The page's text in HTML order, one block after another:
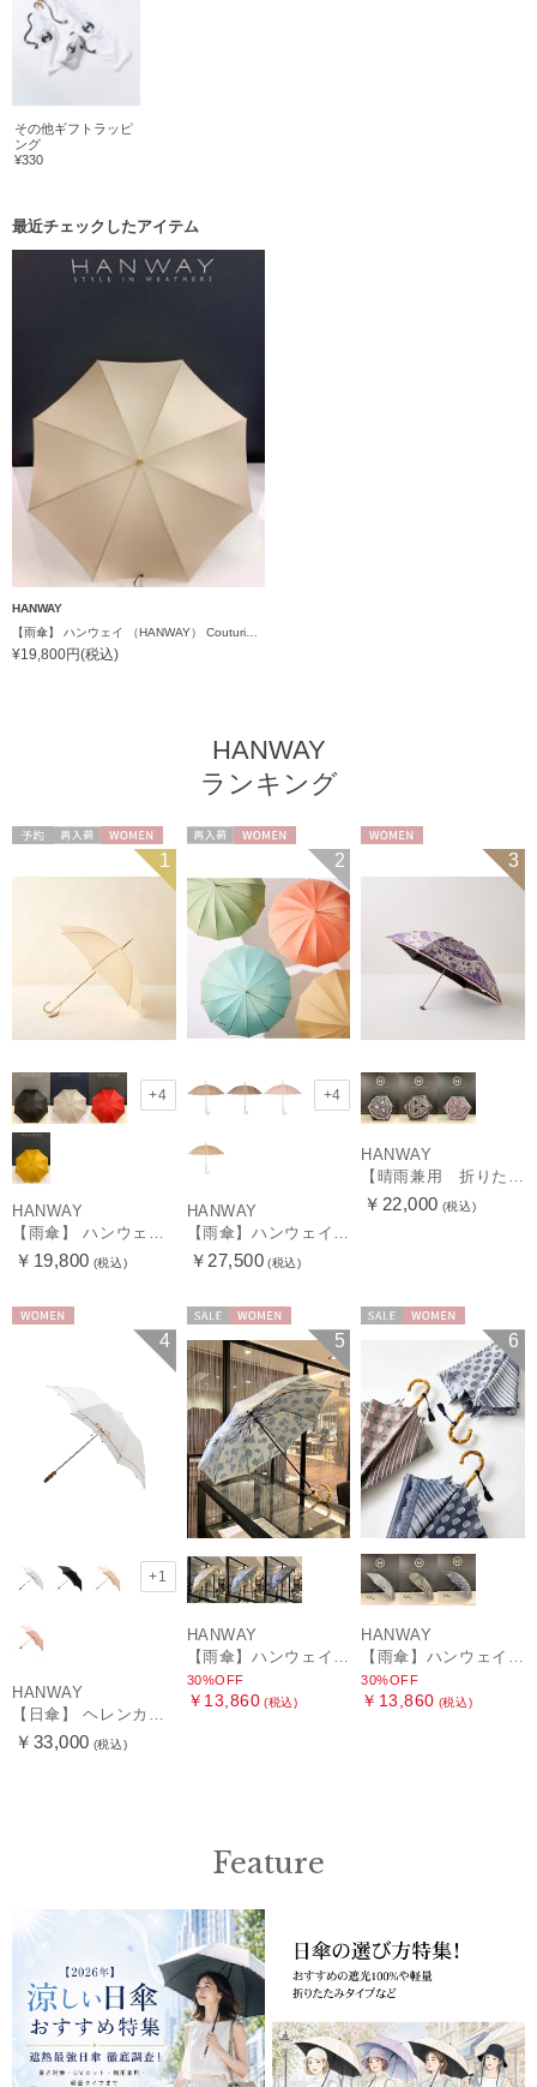
その他ギフトラッピ
ング
¥330
最近チェックしたアイテム
HANWAY
¥19,800円(税込)
HANWAY
ランキング
WOMEN 1
+4
HANWAY
【雨傘】 ハンウェイ （HANWAY） Couturier クチュリエ 長傘 日本製
￥19,800 (税込)
2
+4
HANWAY
【雨傘】ハンウェイ （HANWAY ）真田耳（サナダミミ）長傘 日本製 カーボン骨
￥27,500 (税込)
3
HANWAY
￥22,000 (税込)
4
+1
HANWAY
￥33,000 (税込)
5
HANWAY
【雨傘】ハンウェイ (HANWAY) Lily CJ（リリー・シー・ジェー） 日本製 親骨：51～55cm
30%OFF
￥13,860 (税込)
6
HANWAY
【雨傘】ハンウェイ (HANWAY) Pカットジャカード Dot & Stripe mix CJ ドット・アンド・ストライプ・シー・ジェー ショート長傘 日本製
30%OFF
￥13,860 (税込)
Feature